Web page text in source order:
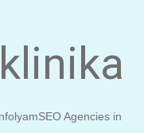
SEO Agencies in